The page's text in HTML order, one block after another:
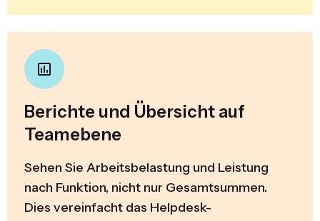
Berichte und Übersicht auf
Teamebene
Sehen Sie Arbeitsbelastung und Leistung
nach Funktion, nicht nur Gesamtsummen.
Dies vereinfacht das Helpdesk-